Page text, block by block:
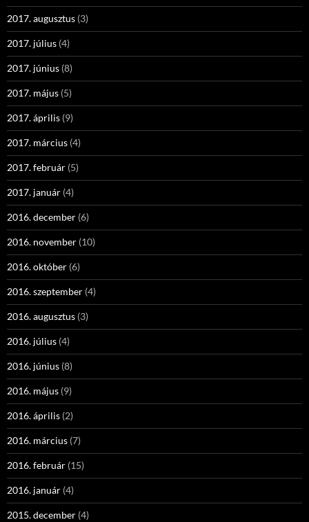
2017. augusztus (3)
2017. július (4)
2017. június (8)
2017. május (5)
2017. április (9)
2017. március (4)
2017. február (5)
2017. január (4)
2016. december (6)
2016. november (10)
2016. október (6)
2016. szeptember (4)
2016. augusztus (3)
2016. július (4)
2016. június (8)
2016. május (9)
2016. április (2)
2016. március (7)
2016. február (15)
2016. január (4)
2015. december (4)